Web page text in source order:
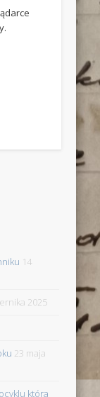
14
2025
23 maja
która